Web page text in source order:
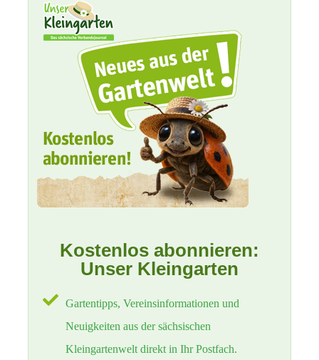
Kostenlos abonnieren:
Unser Kleingarten
Gartentipps, Vereinsinformationen und
Neuigkeiten aus der sächsischen
Kleingartenwelt direkt in Ihr Postfach.